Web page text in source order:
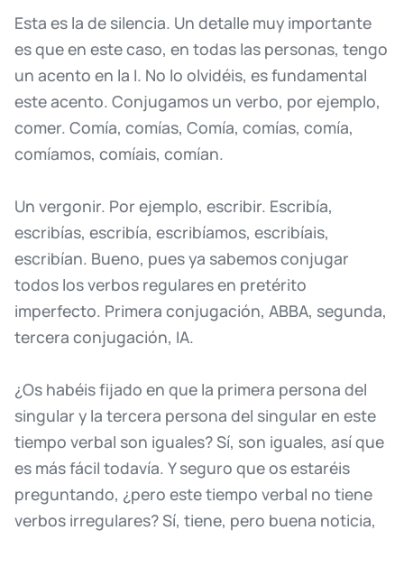
Esta es la de silencia. Un detalle muy importante
esqueen estecaso, en todas las personas, tengo
un acento en la I. No lo olvidéis, esfundamental
esteacento. Conjugamos un verbo, por ejemplo,
comer. Comía, comías, Comía, comías, comía,
comíamos, comíais, comían.
Un vergonir. Por ejemplo, escribir. Escribía,
escribías, escribía, escribíamos, escribíais,
escribían. Bueno, puesya sabemosconjugar
todos losverbos regularesen pretérito
imperfecto. Primera conjugación, ABBA, segunda,
tercera conjugación, IA.
¿Os habéisfijado en que la primera persona del
singular y la tercera persona del singular en este
tiempo verbal son iguales?Sí, son iguales, asíque
es másfácil todavía. Yseguro queosestaréis
preguntando, ¿pero estetiempo verbal no tiene
verbos irregulares?Sí, tiene, pero buena noticia,